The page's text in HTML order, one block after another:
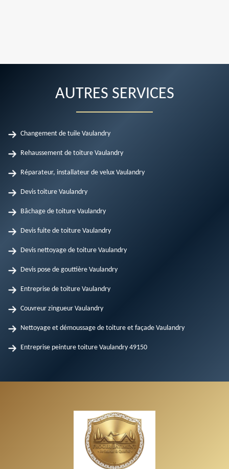
AUTRES SERVICES
Changement de tuile Vaulandry
Rehaussement de toiture Vaulandry
Réparateur, installateur de velux Vaulandry
Devis toiture Vaulandry
Bâchage de toiture Vaulandry
Devis fuite de toiture Vaulandry
Devis nettoyage de toiture Vaulandry
Devis pose de gouttière Vaulandry
Entreprise de toiture Vaulandry
Couvreur zingueur Vaulandry
Nettoyage et démoussage de toiture et façade Vaulandry
Entreprise peinture toiture Vaulandry 49150